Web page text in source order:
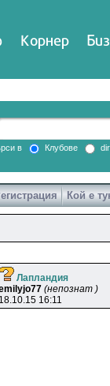
Корнер
Impressio
в Клубове
Кой е
Лапландия
(непознат )
18.10.15 16:11